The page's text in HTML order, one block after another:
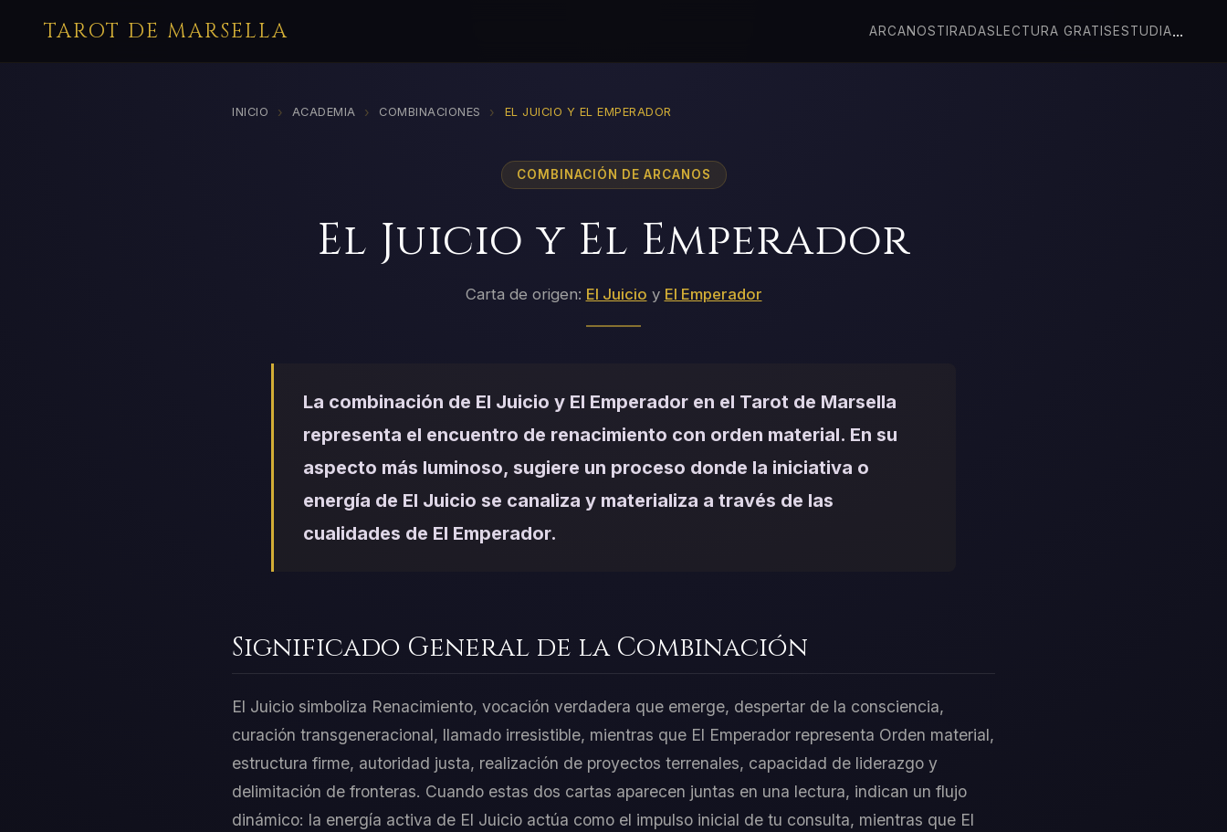
TAROT DE MARSELLA ARCANOSTIRADAS LECTURA GRATIS ESTUDIA...
INICIO › ACADEMIA › COMBINACIONES › EL JUICIO Y EL EMPERADOR
COMBINACIÓN DE ARCANOS
El Juicio y El Emperador
Carta de origen: El Juicio y El Emperador
La combinación de El Juicio y El Emperador en el Tarot de Marsella
representa el encuentro de renacimiento con orden material. En su
aspecto más luminoso, sugiere un proceso donde la iniciativa o
energía de El Juicio se canaliza y materializa a través de las
cualidades de El Emperador.
Significado General de la Combinación
El Juicio simboliza Renacimiento, vocación verdadera que emerge, despertar de la consciencia,
curación transgeneracional, llamado irresistible, mientras que El Emperador representa Orden material,
estructura firme, autoridad justa, realización de proyectos terrenales, capacidad de liderazgo y
delimitación de fronteras. Cuando estas dos cartas aparecen juntas en una lectura, indican un flujo
dinámico: la energía activa de El Juicio actúa como el impulso inicial de tu consulta, mientras que El